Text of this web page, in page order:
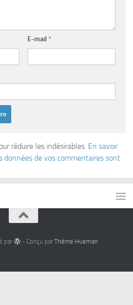
E-mail *
réduire les indésirables. En savoir
données de vos commentaires sont
par - Conçu par Thème Hueman